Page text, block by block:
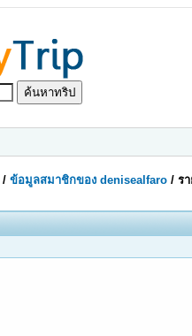
/ข้อมูลสมาชิกของ denisealfaro /ร